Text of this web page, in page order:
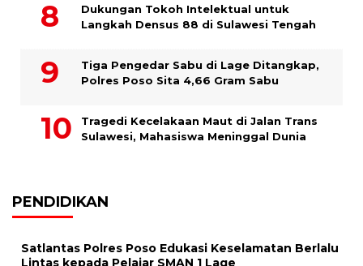
Dukungan Tokoh Intelektual untuk
Langkah Densus 88 di Sulawesi Tengah
Tiga Pengedar Sabu di Lage Ditangkap,
Polres Poso Sita 4,66 Gram Sabu
Tragedi Kecelakaan Maut di Jalan Trans
Sulawesi, Mahasiswa Meninggal Dunia
PENDIDIKAN
Satlantas Polres Poso Edukasi Keselamatan Berlalu